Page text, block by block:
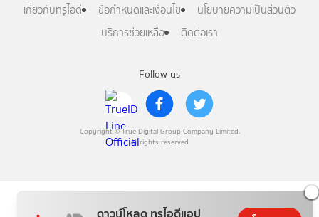
Follow us
Copyright © True Digital Group Company Limited.
All rights reserved
เกี่ยวกับทรูไอดี ข้อกำหนดและเงื่อนไข
นโยบายความเป็นส่วนตัว
บริการช่วยเหลือ
ติดต่อเรา